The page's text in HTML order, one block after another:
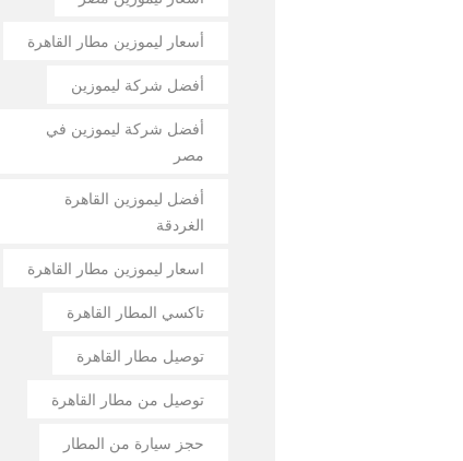
أسعار ليموزين مطار القاهرة
أفضل شركة ليموزين
أفضل شركة ليموزين في
مصر
أفضل ليموزين القاهرة
الغردقة
اسعار ليموزين مطار القاهرة
تاكسي المطار القاهرة
توصيل مطار القاهرة
توصيل من مطار القاهرة
حجز سيارة من المطار